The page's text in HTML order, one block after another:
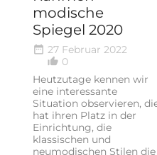
modische
Spiegel 2020
date_range 27 Februar 2022
thumb_up_alt 0
Heutzutage kennen wir
eine interessante
Situation observieren,
hat ihren Platz in der
Einrichtung, die
klassischen und
neumodischen Stilen die